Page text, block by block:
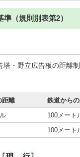
（規則別表第2）
・野立広告板の距離
距離 鉄道から
100メート
100メート